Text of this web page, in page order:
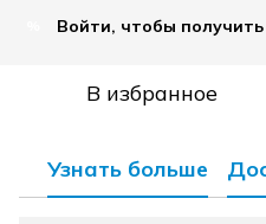
Войти, чтобы получить
В избранное
Узнать больше